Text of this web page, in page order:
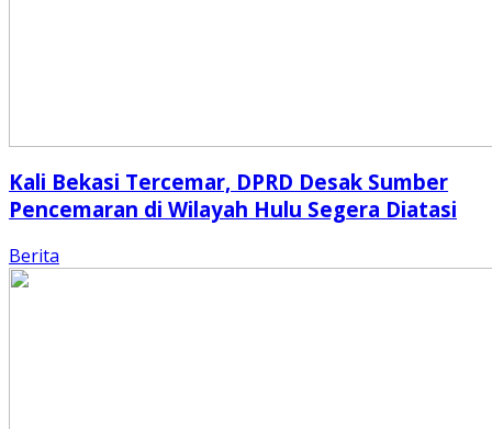
Kali Bekasi Tercemar, DPRD Desak Sumber
Pencemaran di Wilayah Hulu Segera Diatasi
Berita